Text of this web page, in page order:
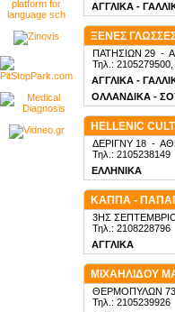
ΑΓΓΛΙΚΑ -
ΞΕΝΕΣ
ΠΑΤΗΣΙΩΝ 29 -
Τηλ.:
ΑΓΓΛΙΚΑ -
ΟΛΛΑΝΔΙΚΑ -
HELLENIC
ΔΕΡΙΓΝΥ 18 -
Τηλ.: 2105238149
ΕΛΛΗΝΙΚΑ
ΚΑΠΠΑ -
3ΗΣ
Τηλ.: 2108228796
ΑΓΓΛΙΚΑ
ΜΙΧΑΗΛΙΔΟΥ
ΘΕΡΜΟΠΥΛΩΝ
Τηλ.: 2105239926